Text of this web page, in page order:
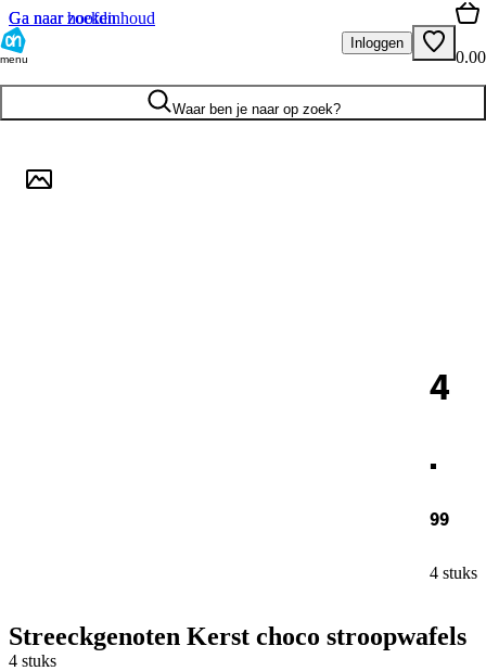
Ga naar hoofdinhoud
Ga naar zoeken
menu
Inloggen
0.00
Waar ben je naar op zoek?
4
.
99
4 stuks
Streeckgenoten Kerst choco stroopwafels
4 stuks